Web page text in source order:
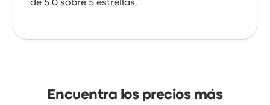
de 5.0 sobre 5 estrellas.
Encuentra los precios más